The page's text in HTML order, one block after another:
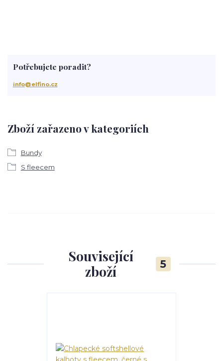
Zboží zařazeno v kategoriích
Bundy
S fleecem
Potřebujete poradit?
info@elfino.cz
Související
zboží
5